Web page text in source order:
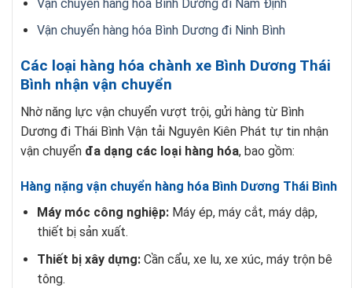
Vận chuyển hàng hóa Bình Dương đi Nam Định
Vận chuyển hàng hóa Bình Dương đi Ninh Bình
Các loại hàng hóa chành xe Bình Dương Thái
Bình nhận vận chuyển
Nhờ năng lực vận chuyển vượt trội, gửi hàng từ Bình
Dương đi Thái Bình Vận tải Nguyên Kiên Phát tự tin nhận
vận chuyển đa dạng các loại hàng hóa, bao gồm:
Hàng nặng vận chuyển hàng hóa Bình Dương Thái Bình
Máy móc công nghiệp:Máy ép, máy cắt, máy dập,
thiết bị sản xuất.
Thiết bị xây dựng:Cần cẩu, xe lu, xe xúc, máy trộn bê
tông.